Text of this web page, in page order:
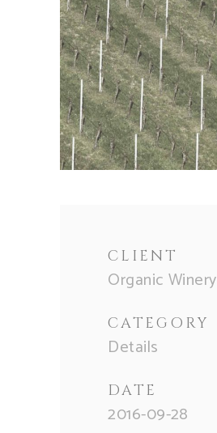
CLIENT
Organic Winery
CATEGORY
Details
DATE
2016-09-28